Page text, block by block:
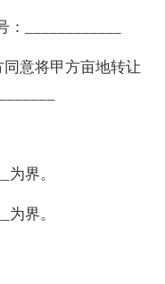
____________
意将甲方亩地转让
为界。
为界。